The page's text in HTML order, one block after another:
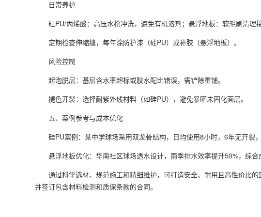
日常养护
硅PU/丙烯酸：高压水枪冲洗，避免有机溶剂；悬浮地板：软毛刷清理接
定期检查伸缩缝，每年涂防护漆（硅PU）或补胶（悬浮地板）。
风险控制
起泡脱层：基层含水率超标或胶水配比错误，需铲除重铺。
褪色开裂：选择耐紫外线材料（如硅PU），避免暴晒未固化面层。
五、案例参考与成本优化
硅PU案例：某中学球场采用双龙骨结构，日均使用8小时，6年无开裂，
悬浮地板优化：华南社区球场透水设计，雨季排水效率提升50%，综合
通过科学选材、规范施工和精细维护，可打造安全、耐用且高性价比的
并签订包含材料检测和质保条款的合同。